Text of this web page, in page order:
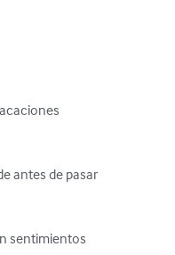
antes de pasar
sentimientos